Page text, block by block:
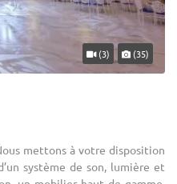
(3) (35)
mettons à votre disposition
système de son, lumière et